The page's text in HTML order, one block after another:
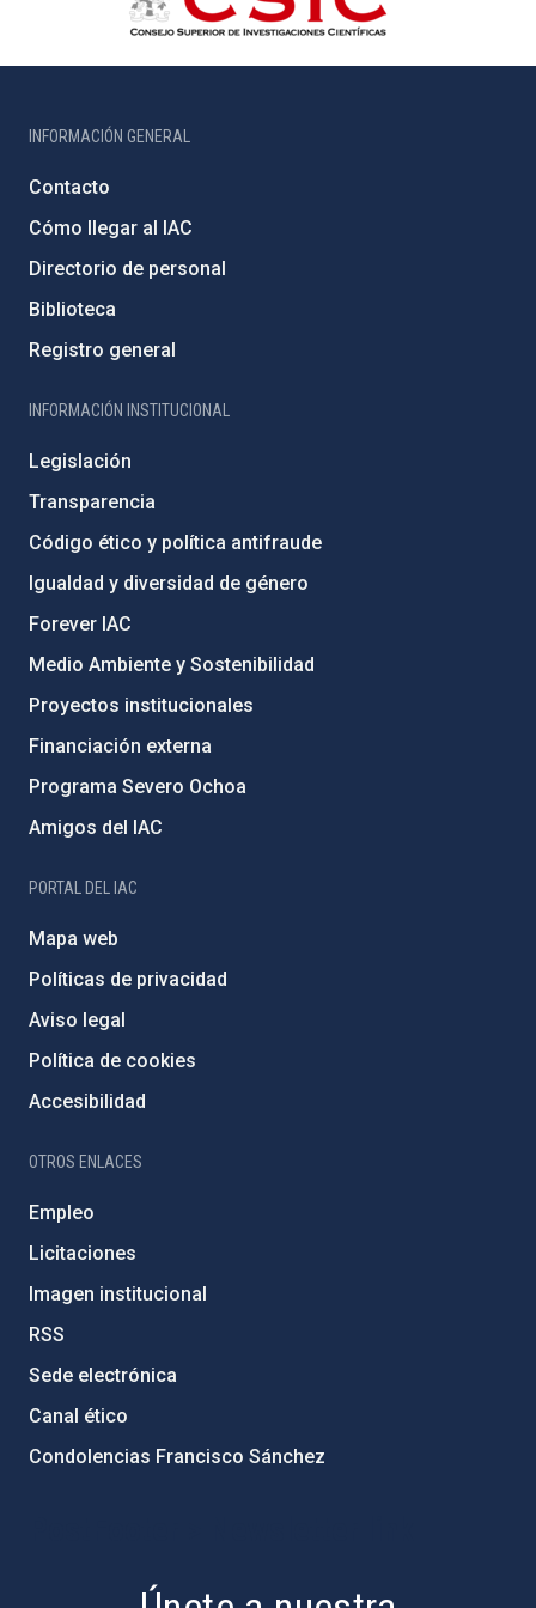
INFORMACIÓN GENERAL
Contacto
Cómo llegar al IAC
Directorio de personal
Biblioteca
Registro general
INFORMACIÓN INSTITUCIONAL
Legislación
Transparencia
Código ético y política antifraude
Igualdad y diversidad de género
Forever IAC
Medio Ambiente y Sostenibilidad
Proyectos institucionales
Financiación externa
Programa Severo Ochoa
Amigos del IAC
PORTAL DEL IAC
Mapa web
Políticas de privacidad
Aviso legal
Política de cookies
Accesibilidad
OTROS ENLACES
Empleo
Licitaciones
Imagen institucional
RSS
Sede electrónica
Canal ético
Condolencias Francisco Sánchez